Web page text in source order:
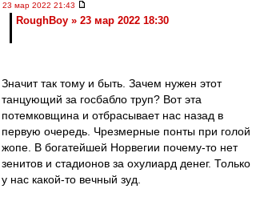
23 мар 2022 21:43
RoughBoy » 23 мар 2022 18:30
Значит так тому и быть. Зачем нужен этот
танцующий за госбабло труп? Вот эта
потемковщина и отбрасывает нас назад в
первую очередь. Чрезмерные понты при голой
жопе. В богатейшей Норвегии почему-то нет
зенитов и стадионов за охулиард денег. Только
у нас какой-то вечный зуд.